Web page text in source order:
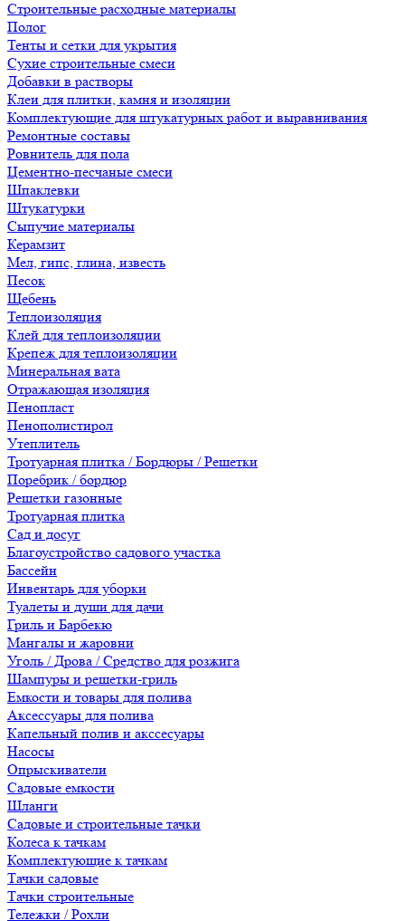
Строительные расходные материалы
Полог
Тенты и сетки для укрытия
Сухие строительные смеси
Добавки в растворы
Клеи для плитки, камня и изоляции
Комплектующие для штукатурных работ и выравнивания
Ремонтные составы
Ровнитель для пола
Цементно-песчаные смеси
Шпаклевки
Штукатурки
Сыпучие материалы
Керамзит
Мел, гипс, глина, известь
Песок
Щебень
Теплоизоляция
Клей для теплоизоляции
Крепеж для теплоизоляции
Минеральная вата
Отражающая изоляция
Пенопласт
Пенополистирол
Утеплитель
Тротуарная плитка / Бордюры / Решетки
Поребрик / бордюр
Решетки газонные
Тротуарная плитка
Сад и досуг
Благоустройство садового участка
Бассейн
Инвентарь для уборки
Туалеты и души для дачи
Гриль и Барбекю
Мангалы и жаровни
Уголь / Дрова / Средство для розжига
Шампуры и решетки-гриль
Емкости и товары для полива
Аксессуары для полива
Капельный полив и акссесуары
Насосы
Опрыскиватели
Садовые емкости
Шланги
Садовые и строительные тачки
Колеса к тачкам
Комплектующие к тачкам
Тачки садовые
Тачки строительные
Тележки / Рохли